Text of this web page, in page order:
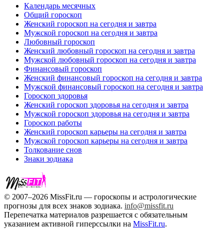
Календарь месячных
Общий гороскоп
Женский гороскоп на сегодня и завтра
Мужской гороскоп на сегодня и завтра
Любовный гороскоп
Женский любовный гороскоп на сегодня и завтра
Мужской любовный гороскоп на сегодня и завтра
Финансовый гороскоп
Женский финансовый гороскоп на сегодня и завтра
Мужской финансовый гороскоп на сегодня и завтра
Гороскоп здоровья
Женский гороскоп здоровья на сегодня и завтра
Мужской гороскоп здоровья на сегодня и завтра
Гороскоп работы
Женский гороскоп карьеры на сегодня и завтра
Мужской гороскоп карьеры на сегодня и завтра
Толкование снов
Знаки зодиака
© 2007–2026 MissFit.ru — гороскопы и астрологические
прогнозы для всех знаков зодиака. info@missfit.ru
Перепечатка материалов разрешается с обязательным
указанием активной гиперссылки на MissFit.ru.